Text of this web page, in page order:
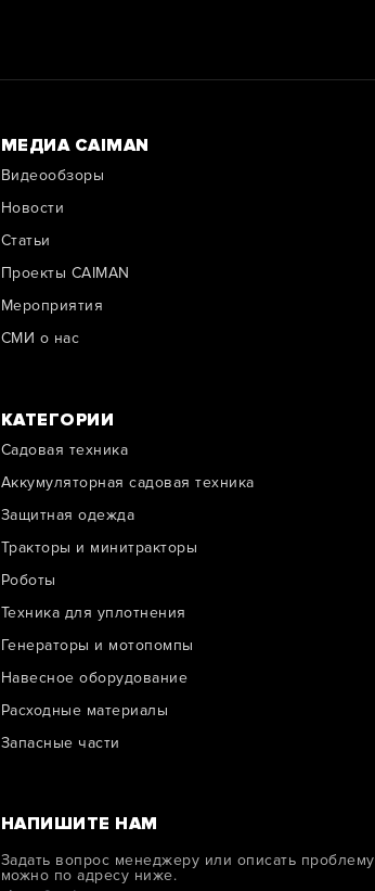
МЕДИА CAIMAN
Видеообзоры
Новости
Cтатьи
Проекты CAIMAN
Мероприятия
СМИ о нас
КАТЕГОРИИ
Садовая техника
Аккумуляторная садовая техника
Защитная одежда
Тракторы и минитракторы
Роботы
Техника для уплотнения
Генераторы и мотопомпы
Навесное оборудование
Расходные материалы
Запасные части
НАПИШИТЕ НАМ
Задать вопрос менеджеру или описать проблему
можно по адресу ниже.